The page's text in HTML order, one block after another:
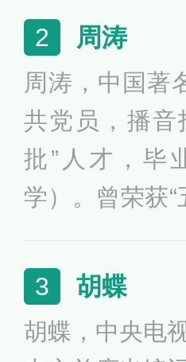
评为央视年度
挂历女主持
者》、《我要
2 周涛
周涛，中国著
共党员，播音
批”人才，毕
学）。曾荣获“
年8月，调入
大观》的主持
联欢晚会。
3 胡蝶
胡蝶，中央电